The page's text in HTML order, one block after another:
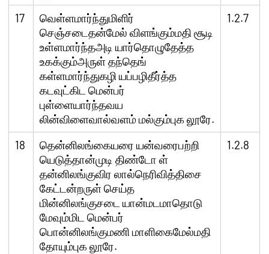
17
வெள்ளமார்ந்துமிளிர்
செஞ்சடைதன்மேல் விளங்கும்மதி சூடி
உள்ளமார்ந்தஅடி யார்தொழுதேத்த
உகக்கும்அருள் தந்தெங்
கள்ளமார்ந்துகழி யப்பழிதீர்த்த
கடவுட்கிட மென்பர்
புள்ளையார்ந்தவய
லின்விளைவால்வளம் மல்கும்புக லூரே.
1.2.7
18
தென்னிலங்கையரை யன்வரைபற்றி
யெடுத்தான்முடி திண்டோ ள்
தன்னிலங்குவிர லால்நெரிவித்திசை
கேட்டன்றருள் செய்த
மின்னிலங்குசடை யான்மடமாதொடு
மேவும்மிட மென்பர்
பொன்னிலங்குமணி மாளிகைமேல்மதி
தோயும்புக லூரே.
1.2.8